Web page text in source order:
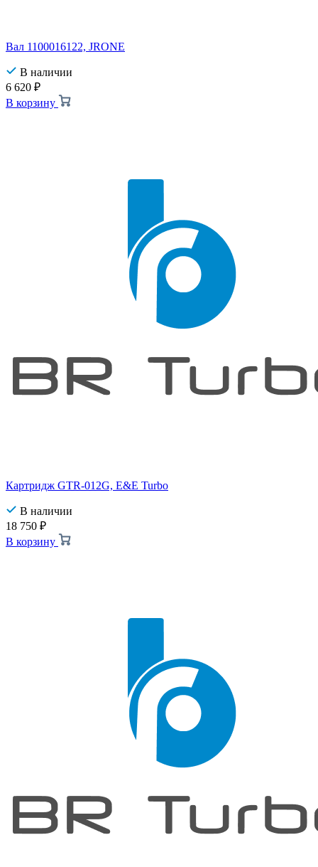
Вал 1100016122, JRONE
В наличии
6 620 ₽
В корзину
Картридж GTR-012G, E&E Turbo
В наличии
18 750 ₽
В корзину